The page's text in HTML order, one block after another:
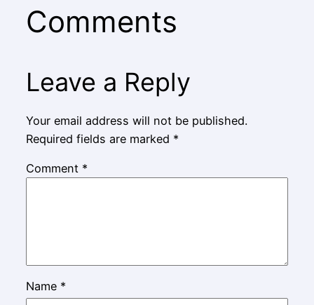
Comments
Leave a Reply
Your email address will not be published.
Required fields are marked *
Comment *
Name *